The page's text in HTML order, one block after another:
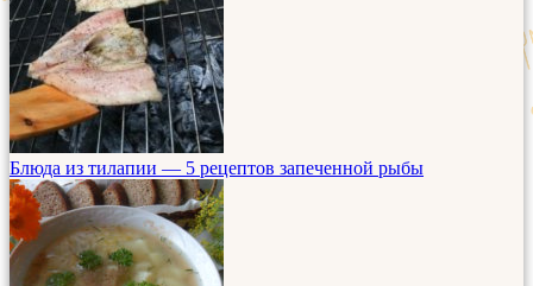
Блюда из тилапии — 5 рецептов запеченной рыбы